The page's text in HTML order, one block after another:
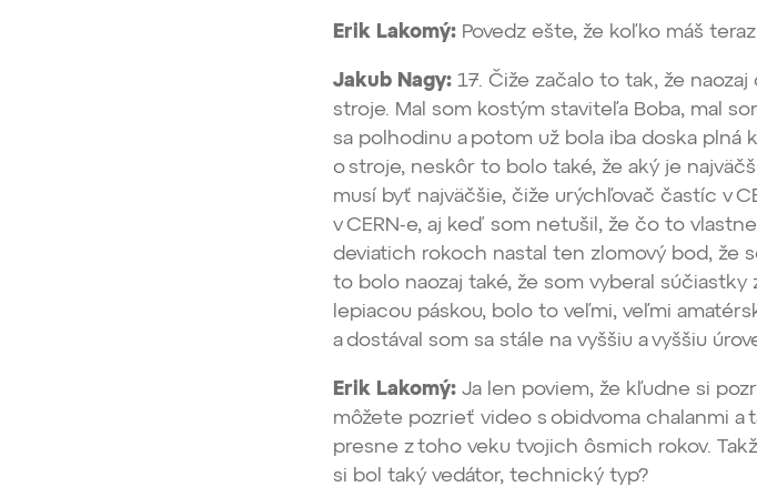
Erik Lakomý:Povedz ešte, že koľko máš
Jakub Nagy:17. Čiže začalo to tak, že naozaj
stroje. Mal som kostým staviteľa Boba, mal
sa polhodinu a potom už bola iba doska plná
o stroje, neskôr to bolo také, že aký je
musí byť najväčšie, čiže urýchľovač častíc v
v CERN-e, aj keď som netušil, že čo to
deviatich rokoch nastal ten zlomový bod, že
to bolo naozaj také, že som vyberal
lepiacou páskou, bolo to veľmi, veľmi
a dostával som sa stále na vyššiu a vyššiu
Erik Lakomý:Ja len poviem, že kľudne si
môžete pozrieť video s obidvoma chalanmi a
presne z toho veku tvojich ôsmich rokov.
si bol taký vedátor, technický typ?